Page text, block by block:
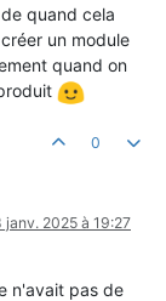
quand cela
un module
quand on
0
janv. 2025 à 19:27
n'avait pas de